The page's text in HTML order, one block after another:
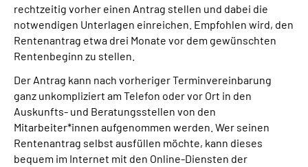
Online-Services
Suche
Language
Inhalte in Gebärdensprache (DGS)
Leichte Sprache
rechtzeitig vorher einen Antrag stellen und dabei die
notwendigen Unterlagen einreichen. Empfohlen wird, den
Rentenantrag etwa drei Monate vor dem gewünschten
Rentenbeginn zu stellen.
Der Antrag kann nach vorheriger Terminvereinbarung
ganz unkompliziert am Telefon oder vor Ort in den
Auskunfts- und Beratungsstellen von den
Mitarbeiter*innen aufgenommen werden. Wer seinen
Rentenantrag selbst ausfüllen möchte, kann dieses
bequem im Internet mit den Online-Diensten der